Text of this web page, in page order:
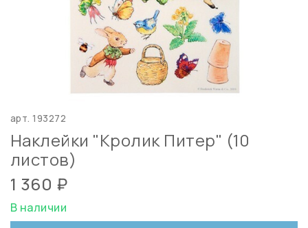
арт.193272
Наклейки "Кролик Питер" (10
листов)
1 360 ₽
В наличии